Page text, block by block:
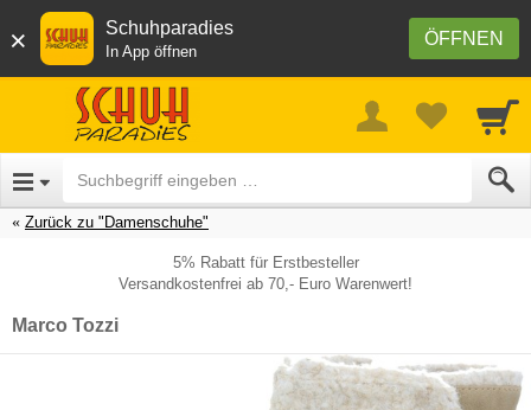
× ÖFFNEN
Schuhparadies
In App öffnen
Zurück zu "Damenschuhe"
5% Rabatt für Erstbesteller
Versandkostenfrei ab 70,- Euro Warenwert!
Marco Tozzi